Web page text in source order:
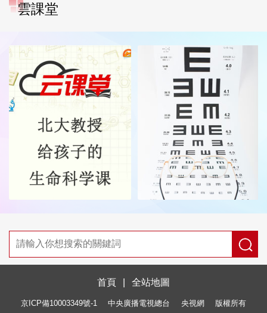
雲課堂
首頁 全站地圖
京ICP備10003349號-1 中央廣播電視總台 央視網 版權所有